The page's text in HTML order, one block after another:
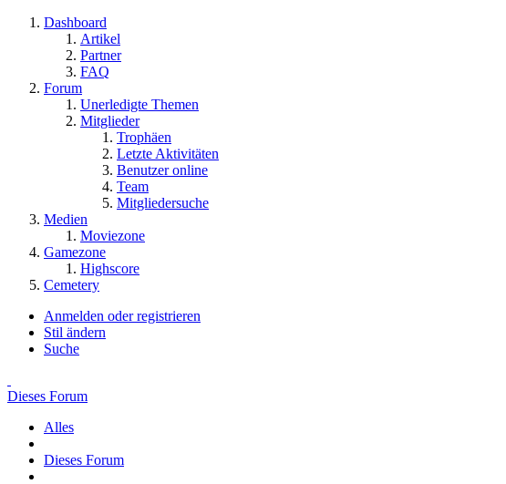
Dashboard
Artikel
Partner
FAQ
Forum
Unerledigte Themen
Mitglieder
Trophäen
Letzte Aktivitäten
Benutzer online
Team
Mitgliedersuche
Medien
Moviezone
Gamezone
Highscore
Cemetery
Anmelden oder registrieren
Stil ändern
Suche
Dieses Forum
Alles
Dieses Forum